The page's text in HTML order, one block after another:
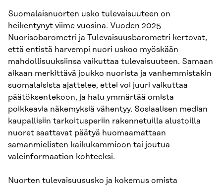
Suomalaisnuorten usko tulevaisuuteen on
heikentynyt viime vuosina. Vuoden 2025
Nuorisobarometri ja Tulevaisuusbarometri kertovat,
että entistä harvempi nuori uskoo myöskään
mahdollisuuksiinsa vaikuttaa tulevaisuuteen. Samaan
aikaan merkittävä joukko nuorista ja vanhemmistakin
suomalaisista ajattelee, ettei voi juuri vaikuttaa
päätöksentekoon, ja halu ymmärtää omista
poikkeavia näkemyksiä vähentyy. Sosiaalisen median
kaupallisiin tarkoitusperiin rakennetuilla alustoilla
nuoret saattavat päätyä huomaamattaan
samanmielisten kaikukammioon tai joutua
valeinformaation kohteeksi.
Nuorten tulevaisuususko ja kokemus omista